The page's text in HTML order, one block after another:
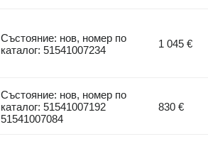
Състояние: нов, номер по
каталог: 51541007234
1 045 €
Състояние: нов, номер по
каталог: 51541007192
51541007084
830 €